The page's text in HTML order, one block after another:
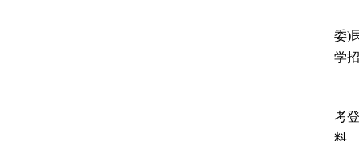
报
委)
学
硕
考
料